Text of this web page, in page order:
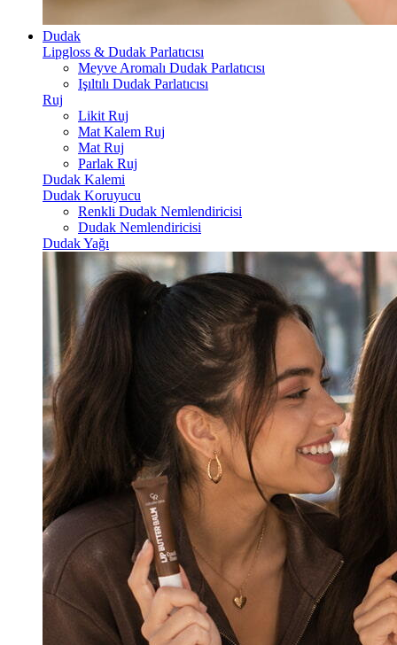
Dudak
Lipgloss & Dudak Parlatıcısı
Meyve Aromalı Dudak Parlatıcısı
Işıltılı Dudak Parlatıcısı
Ruj
Likit Ruj
Mat Kalem Ruj
Mat Ruj
Parlak Ruj
Dudak Kalemi
Dudak Koruyucu
Renkli Dudak Nemlendiricisi
Dudak Nemlendiricisi
Dudak Yağı